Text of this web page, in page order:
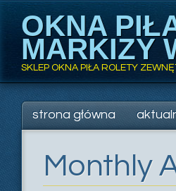
OKNA
MARKIZY
SKLEP OKNA PIŁA ROLETY
Main menu
Skip
to
strona główna
Monthly